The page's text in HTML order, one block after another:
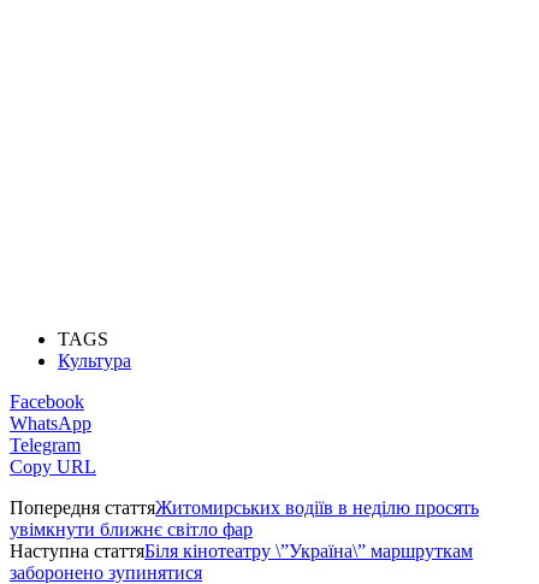
TAGS
Культура
Facebook
WhatsApp
Telegram
Copy URL
Попередня статтяЖитомирських водіїв в неділю просять
увімкнути ближнє світло фар
Наступна статтяБіля кінотеатру \”Україна\” маршруткам
заборонено зупинятися